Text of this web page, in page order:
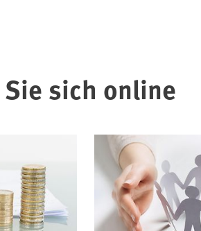
sich online